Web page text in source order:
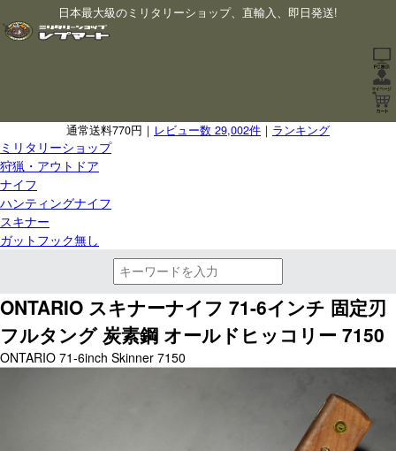
日本最大級のミリタリーショップ、直輸入、即日発送!
通常送料770円｜ レビュー数 29,002件 ｜ ランキング
ミリタリーショップ
狩猟・アウトドア
ナイフ
ハンティングナイフ
スキナー
ガットフック無し
ONTARIO スキナーナイフ 71-6インチ 固定刃
フルタング 炭素鋼 オールドヒッコリー 7150
ONTARIO 71-6inch Skinner 7150